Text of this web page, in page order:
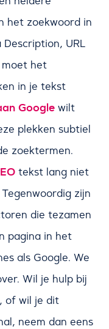
het zoekwoord in
URL
moet het
in je tekst
Google wilt
plekken subtiel
zoektermen.
tekst lang niet
zijn
die tezamen
pagina in het
als Google. We
Wil je hulp bij
of wil je dit
neem dan eens